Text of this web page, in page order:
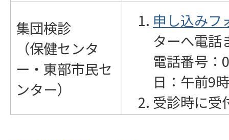
集団検診
（保健センタ
ー・東部市民セ
ンター）
申し込みフ
ターへ電話
電話番号：
日：午前9
受診時に受